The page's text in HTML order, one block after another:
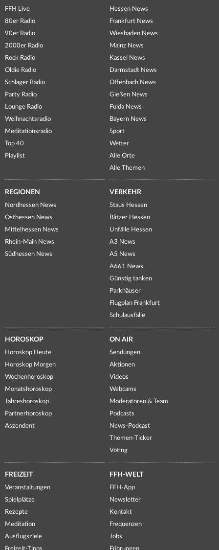
FFH Live
80er Radio
90er Radio
2000er Radio
Rock Radio
Oldie Radio
Schlager Radio
Party Radio
Lounge Radio
Weihnachtsradio
Meditationsradio
Top 40
Playlist
Hessen News
Frankfurt News
Wiesbaden News
Mainz News
Kassel News
Darmstadt News
Offenbach News
Gießen News
Fulda News
Bayern News
Sport
Wetter
Alle Orte
Alle Themen
REGIONEN
Nordhessen News
Osthessen News
Mittelhessen News
Rhein-Main News
Südhessen News
VERKEHR
Staus Hessen
Blitzer Hessen
Unfälle Hessen
A3 News
A5 News
A661 News
Günstig tanken
Parkhäuser
Flugplan Frankfurt
Schulausfälle
HOROSKOP
Horoskop Heute
Horoskop Morgen
Wochenhoroskop
Monatshoroskop
Jahreshoroskop
Partnerhoroskop
Aszendent
ON AIR
Sendungen
Aktionen
Videos
Webcams
Moderatoren & Team
Podcasts
News-Podcast
Themen-Ticker
Voting
FREIZEIT
Veranstaltungen
Spielplätze
Rezepte
Meditation
Ausflugsziele
FFH-WELT
FFH-App
Newsletter
Kontakt
Frequenzen
Jobs